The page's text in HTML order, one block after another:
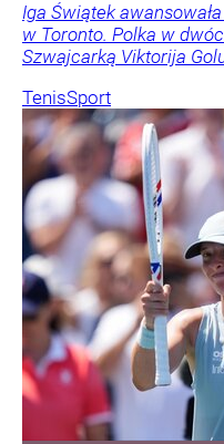
Iga Świątek
w Toronto. Polka w
Szwajcarką Viktorija
TenisSport